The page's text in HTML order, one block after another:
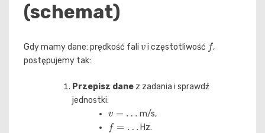
(schemat)
Gdy mamy dane: prędkość fali i częstotliwość
f
,
postępujemy tak:
Przepisz dane z zadania i sprawdź
jednostki:
m/s,
f=
Hz.